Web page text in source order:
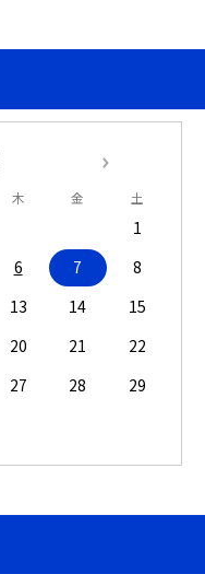
木 金 土
1
6 7
8
13 14
15
20 21
22
27 28
29